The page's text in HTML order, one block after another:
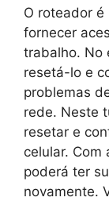
O roteador é
fornecer
trabalho. No
resetá-lo e
problemas
rede. Neste
resetar e
celular. Com
poderá ter
novamente.